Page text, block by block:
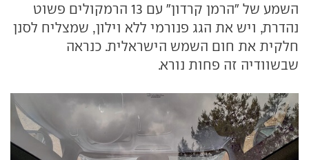
השמע של "הרמן קרדון" עם 13 הרמקולים פשוט
נהדרת, ויש את הגג פנורמי ללא וילון, שמצליח לסנן
חלקית את חום השמש הישראלית. כנראה
שבשוודיה זה פחות נורא.